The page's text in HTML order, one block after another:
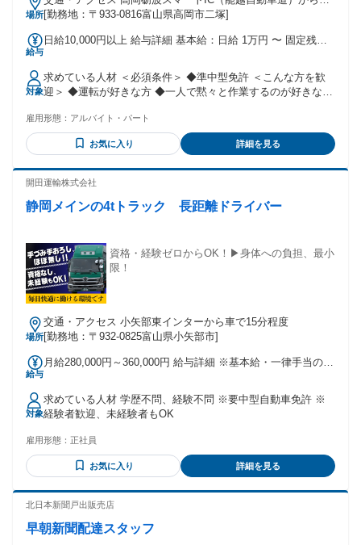
場所10分、または高岡ICから約12分
[勤務地：〒933-0816富山県高岡市二塚]
給与
日給10,000円以上 給与詳細 基本給：日給 1万円 〜 固定残業
家族手当金額：なし 全員に一律で支払われるその他手当金
額：なし 試用・研修期間：1ヶ月 試用・研修期間の条件：本
採用と同じ
対象
求めている人材 ＜必須条件＞ ◆準中型免許 ＜こんな方を歓
迎＞ ◆運転が好きな方 ◆一人で黙々と作業するのが好きな方
方 ◆残業なしで定時に帰りたい方 ◆未経験歓迎 ＜こんな方
は優遇！＞ ◆配送・ドライバー経験がある方 ◆食品配送の経
験がある方 ｜要 準中型免許｜週3日~OK
雇用形態： アルバイト・パート
お気に入り 詳細を見る
開田運輸株式会社
静岡メインの4tトラック 長距離ドライバー
資格・経験ゼロからOK！▶身体への負担、最小
限！
場所
交通・アクセス 小矢部東インターから車で15分程度
[勤務地：〒932-0825富山県小矢部市]
給与
月給280,000円～360,000円 給与詳細 ※基本給・一律手当の総
手当】 全員に一律で支払われる通勤・皆勤・家族手当金額：
なし 全員に一律で支払われるその他手当金額：あり 1ヶ月あ
たり11万円 〜 17万円 給与＝基本給＋運行手当＋その他手当
・基本給（月額平均）又は時間額 170,000円〜190,000円 ・定
当・・・定額的に支給（所定労働時間勤務支給） 月10回程度
で110,000円 役職手当 家族手当（1,000円） 無事故手当
（5,000円） 愛車手当（5,000円） 資格手当 平車手当 交通費
対象
求めている人材 学歴不問、経験不問 ※要中型自動車免許 ※
経験者歓迎、未経験者もOK
雇用形態： 正社員
お気に入り 詳細を見る
北日本新聞戸出販売店
早朝新聞配達スタッフ